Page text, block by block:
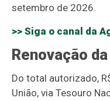
setembro de 2026.
>> Siga o canal da
Renovação
Do total autorizado,
União, via Tesouro